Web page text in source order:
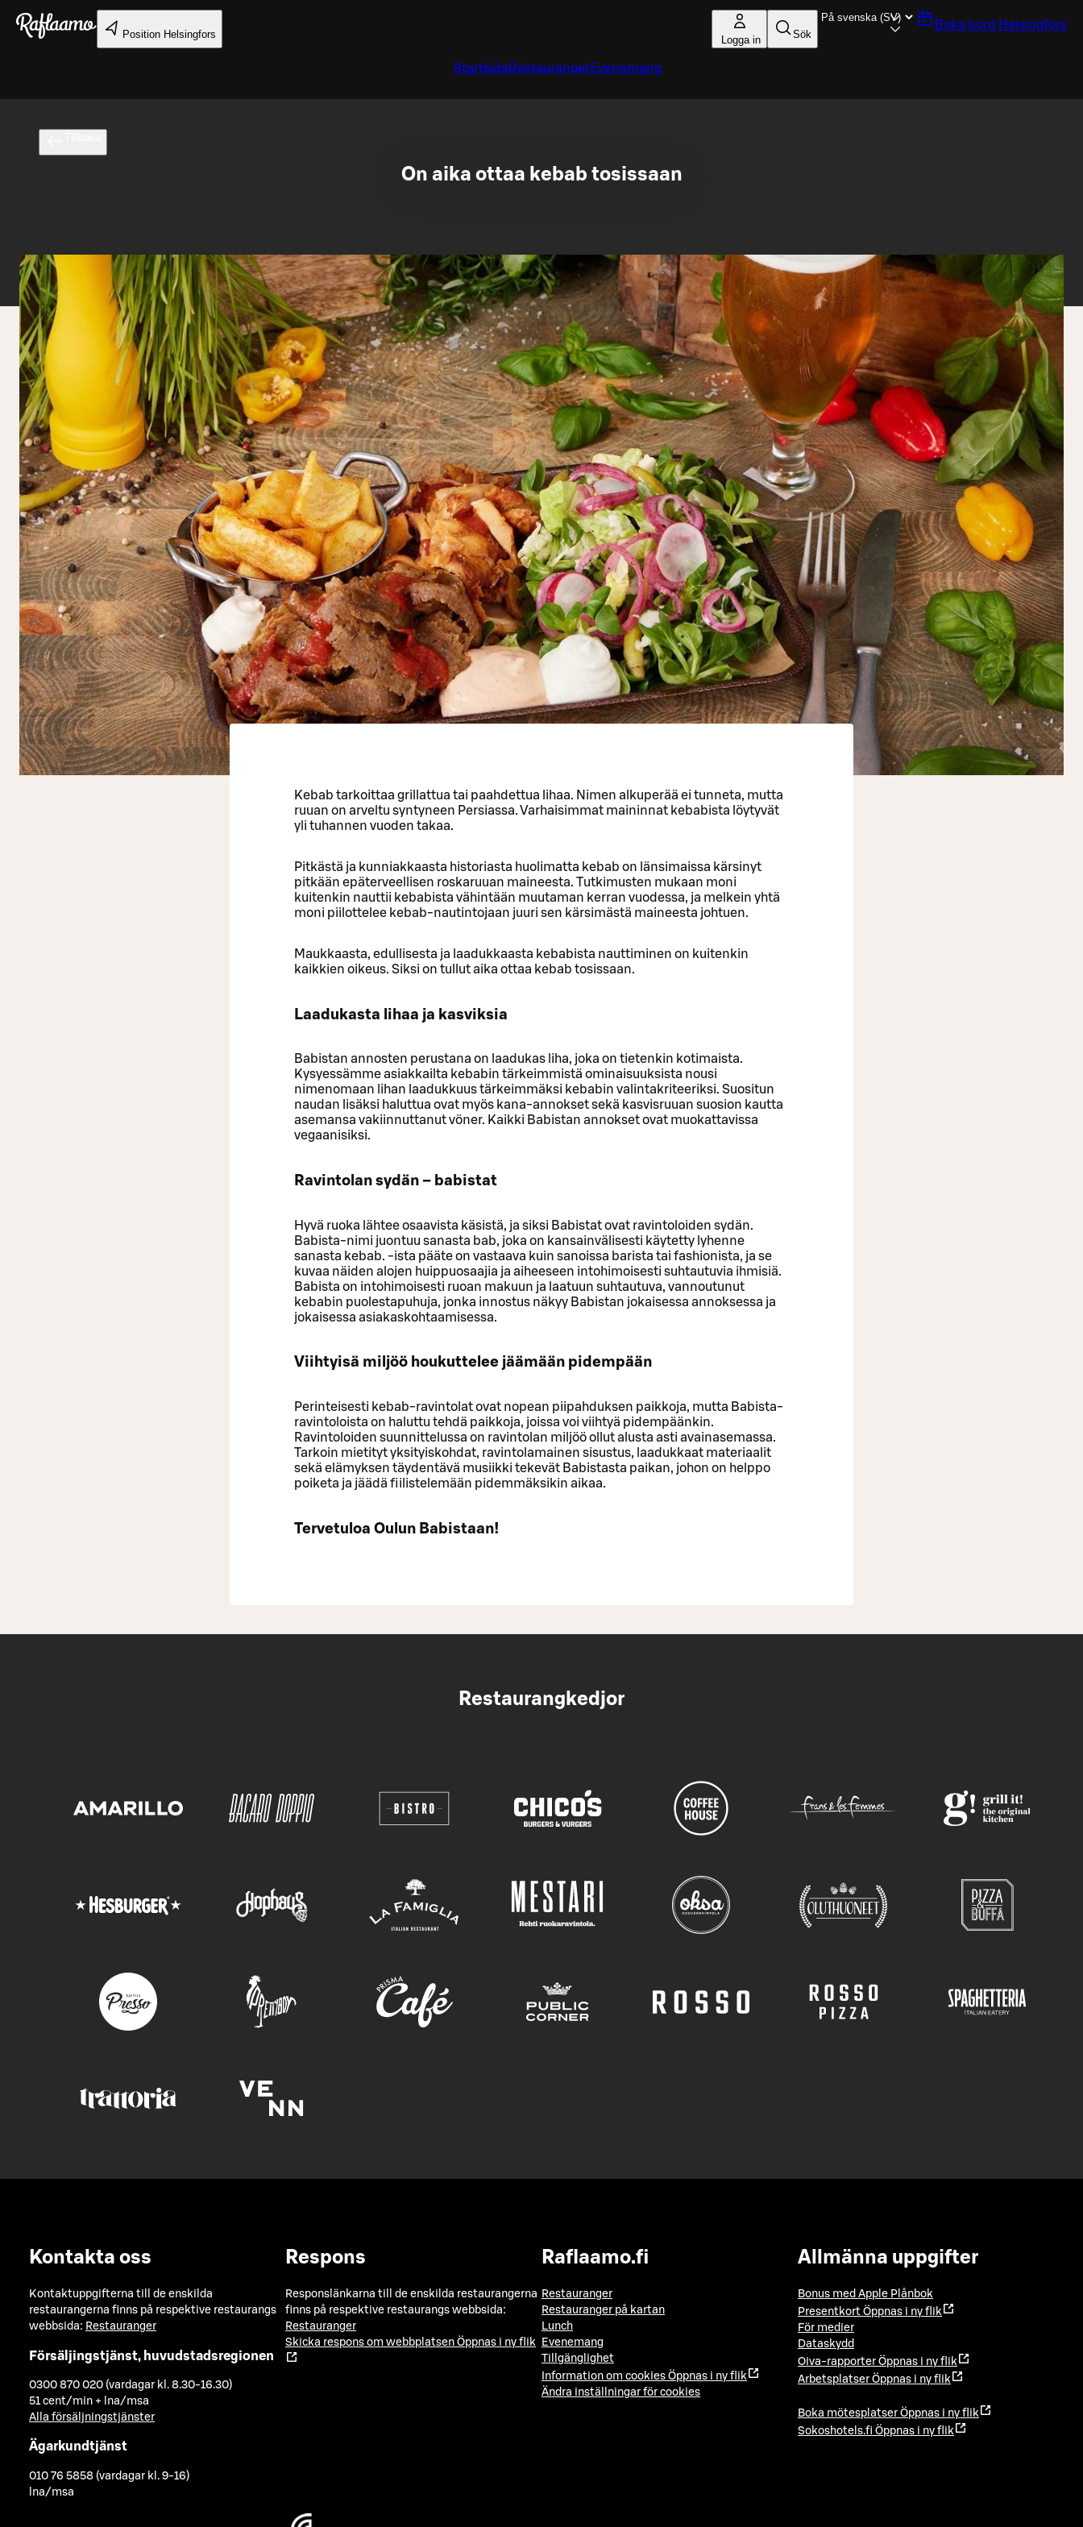
Gå till huvudinnehållet
Position Helsingfors Logga in Sök
Boka bord Helsingfors
Startsida RestaurangerEvenemang
On aika ottaa kebab tosissaan
Kebab tarkoittaa grillattua tai paahdettua lihaa. Nimen alkuperää ei tunneta, mutta
ruuan on arveltu syntyneen Persiassa. Varhaisimmat maininnat kebabista löytyvät
yli tuhannen vuoden takaa.
Pitkästä ja kunniakkaasta historiasta huolimatta kebab on länsimaissa kärsinyt
pitkään epäterveellisen roskaruuan maineesta. Tutkimusten mukaan moni
kuitenkin nauttii kebabista vähintään muutaman kerran vuodessa, ja melkein yhtä
moni piilottelee kebab-nautintojaan juuri sen kärsimästä maineesta johtuen.
Maukkaasta, edullisesta ja laadukkaasta kebabista nauttiminen on kuitenkin
kaikkien oikeus. Siksi on tullut aika ottaa kebab tosissaan.
Laadukasta lihaa ja kasviksia
Babistan annosten perustana on laadukas liha, joka on tietenkin kotimaista.
Kysyessämme asiakkailta kebabin tärkeimmistä ominaisuuksista nousi
nimenomaan lihan laadukkuus tärkeimmäksi kebabin valintakriteeriksi. Suositun
naudan lisäksi haluttua ovat myös kana-annokset sekä kasvisruuan suosion kautta
asemansa vakiinnuttanut vöner. Kaikki Babistan annokset ovat muokattavissa
vegaanisiksi.
Ravintolan sydän – babistat
Hyvä ruoka lähtee osaavista käsistä, ja siksi Babistat ovat ravintoloiden sydän.
Babista-nimi juontuu sanasta bab, joka on kansainvälisesti käytetty lyhenne
sanasta kebab. -ista pääte on vastaava kuin sanoissa barista tai fashionista, ja se
kuvaa näiden alojen huippuosaajia ja aiheeseen intohimoisesti suhtautuvia ihmisiä.
Babista on intohimoisesti ruoan makuun ja laatuun suhtautuva, vannoutunut
kebabin puolestapuhuja, jonka innostus näkyy Babistan jokaisessa annoksessa ja
jokaisessa asiakaskohtaamisessa.
Viihtyisä miljöö houkuttelee jäämään pidempään
Perinteisesti kebab-ravintolat ovat nopean piipahduksen paikkoja, mutta Babista-
ravintoloista on haluttu tehdä paikkoja, joissa voi viihtyä pidempäänkin.
Ravintoloiden suunnittelussa on ravintolan miljöö ollut alusta asti avainasemassa.
Tarkoin mietityt yksityiskohdat, ravintolamainen sisustus, laadukkaat materiaalit
sekä elämyksen täydentävä musiikki tekevät Babistasta paikan, johon on helppo
poiketa ja jäädä fiilistelemään pidemmäksikin aikaa.
Tervetuloa Oulun Babistaan!
Restaurangkedjor
Kontakta oss
Kontaktuppgifterna till de enskilda
restaurangerna finns på respektive restaurangs
webbsida: Restauranger
Försäljingstjänst, huvudstadsregionen
0300 870 020 (vardagar kl. 8.30-16.30)
51 cent/min + lna/msa
Alla försäljningstjänster
Ägarkundtjänst
010 76 5858 (vardagar kl. 9-16)
lna/msa
Respons
Responslänkarna till de enskilda restaurangerna
finns på respektive restaurangs webbsida:
Restauranger
Skicka respons om webbplatsen Öppnas i ny flik
Raflaamo.fi
Restauranger
Restauranger på kartan
Lunch
Evenemang
Tillgänglighet
Information om cookies Öppnas i ny flik
Ändra inställningar för cookies
Allmänna uppgifter
Bonus med Apple Plånbok
Presentkort Öppnas i ny flik
För medier
Dataskydd
Oiva-rapporter Öppnas i ny flik
Arbetsplatser Öppnas i ny flik
Boka mötesplatser Öppnas i ny flik
Sokoshotels.fi Öppnas i ny flik